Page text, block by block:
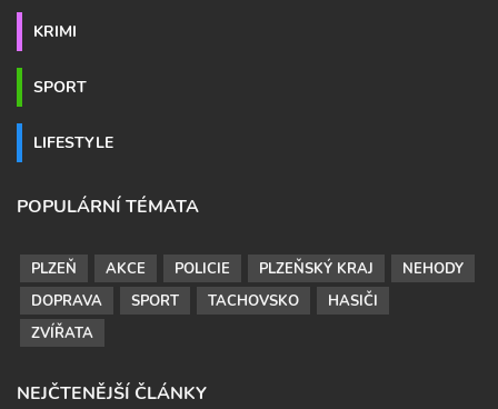
KRIMI
SPORT
LIFESTYLE
POPULÁRNÍ TÉMATA
PLZEŇ AKCE POLICIE PLZEŇSKÝ KRAJ
NEHODY
DOPRAVA
SPORT TACHOVSKO
HASIČI
ZVÍŘATA
NEJČTENĚJŠÍ ČLÁNKY